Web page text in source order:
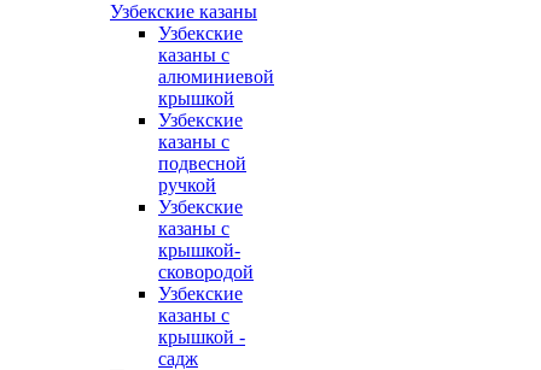
Узбекские казаны
Узбекские
казаны с
алюминиевой
крышкой
Узбекские
казаны с
подвесной
ручкой
Узбекские
казаны с
крышкой-
сковородой
Узбекские
казаны с
крышкой -
садж